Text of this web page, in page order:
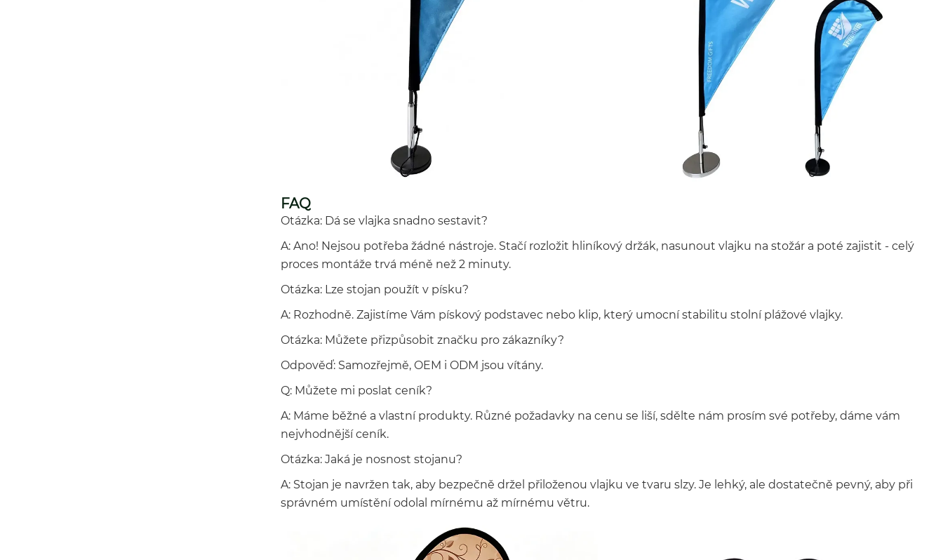
FAQ
Otázka: Dá se vlajka snadno sestavit?
A: Ano! Nejsou potřeba žádné nástroje. Stačí rozložit hliníkový držák, nasunout vlajku na stožár a poté zajistit - celý
proces montáže trvá méně než 2 minuty.
Otázka: Lze stojan použít v písku?
A: Rozhodně. Zajistíme Vám pískový podstavec nebo klip, který umocní stabilitu stolní plážové vlajky.
Otázka: Můžete přizpůsobit značku pro zákazníky?
Odpověď: Samozřejmě, OEM i ODM jsou vítány.
Q: Můžete mi poslat ceník?
A: Máme běžné a vlastní produkty. Různé požadavky na cenu se liší, sdělte nám prosím své potřeby, dáme vám
nejvhodnější ceník.
Otázka: Jaká je nosnost stojanu?
A: Stojan je navržen tak, aby bezpečně držel přiloženou vlajku ve tvaru slzy. Je lehký, ale dostatečně pevný, aby při
správném umístění odolal mírnému až mírnému větru.